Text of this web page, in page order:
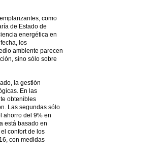
como
de Estado de
energética en
los
ambiente parecen
sino sólo sobre
la gestión
En las
obtenibles
Las segundas sólo
ahorro del 9% en
está basado en
confort de los
con medidas